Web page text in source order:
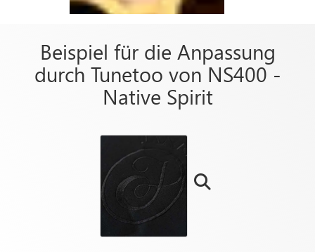
Beispiel für die Anpassung
durch Tunetoo von NS400 -
Native Spirit